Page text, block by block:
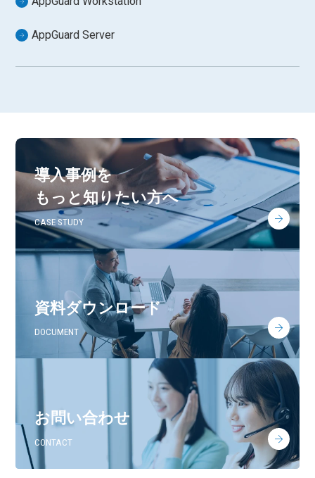
AppGuard Server
導入事例を
もっと知りたい方へ
CASE STUDY
資料ダウンロード
DOCUMENT
お問い合わせ
CONTACT